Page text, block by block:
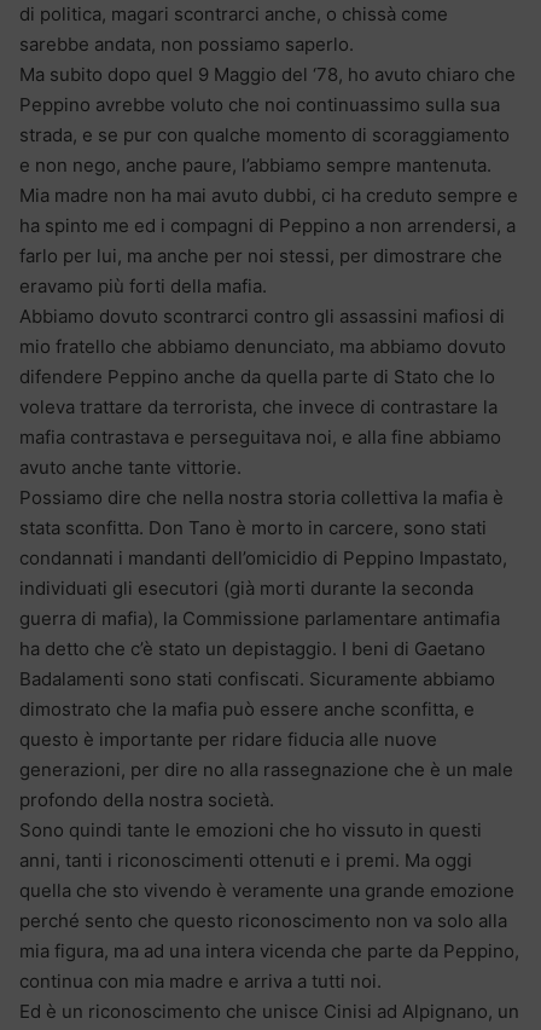
di politica, magari scontrarci anche, o chissà come
sarebbe andata, non possiamo saperlo.
Ma subito dopo quel 9 Maggio del ‘78, ho avuto chiaro che
Peppino avrebbe voluto che noi continuassimo sulla sua
strada, e se pur con qualche momento di scoraggiamento
e non nego, anche paure, l’abbiamo sempre mantenuta.
Mia madre non ha mai avuto dubbi, ci ha creduto sempre e
ha spinto me ed i compagni di Peppino a non arrendersi, a
farlo per lui, ma anche per noi stessi, per dimostrare che
eravamo più forti della mafia.
Abbiamo dovuto scontrarci contro gli assassini mafiosi di
mio fratello che abbiamo denunciato, ma abbiamo dovuto
difendere Peppino anche da quella parte di Stato che lo
voleva trattare da terrorista, che invece di contrastare la
mafia contrastava e perseguitava noi, e alla fine abbiamo
avuto anche tante vittorie.
Possiamo dire che nella nostra storia collettiva la mafia è
stata sconfitta. Don Tano è morto in carcere, sono stati
condannati i mandanti dell’omicidio di Peppino Impastato,
individuati gli esecutori (già morti durante la seconda
guerra di mafia), la Commissione parlamentare antimafia
ha detto che c’è stato un depistaggio. I beni di Gaetano
Badalamenti sono stati confiscati. Sicuramente abbiamo
dimostrato che la mafia può essere anche sconfitta, e
questo è importante per ridare fiducia alle nuove
generazioni, per dire no alla rassegnazione che è un male
profondo della nostra società.
Sono quindi tante le emozioni che ho vissuto in questi
anni, tanti i riconoscimenti ottenuti e i premi. Ma oggi
quella che sto vivendo è veramente una grande emozione
perché sento che questo riconoscimento non va solo alla
mia figura, ma ad una intera vicenda che parte da Peppino,
continua con mia madre e arriva a tutti noi.
Ed è un riconoscimento che unisce Cinisi ad Alpignano, un